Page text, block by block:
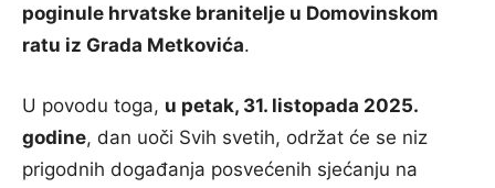
poginule hrvatske branitelje u Domovinskom
ratu iz Grada Metkovića.
U povodu toga, u petak, 31. listopada 2025.
godine, dan uoči Svih svetih, održat će se niz
prigodnih događanja posvećenih sjećanju na